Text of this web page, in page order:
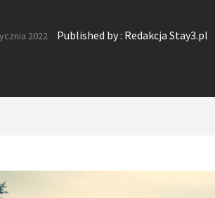
2022 Published by : Redakcja Stay3.pl